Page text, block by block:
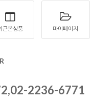
근본상품 마이페이지
2236-6771